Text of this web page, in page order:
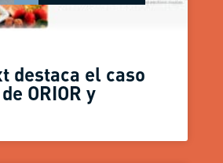
destaca el caso
ORIOR y